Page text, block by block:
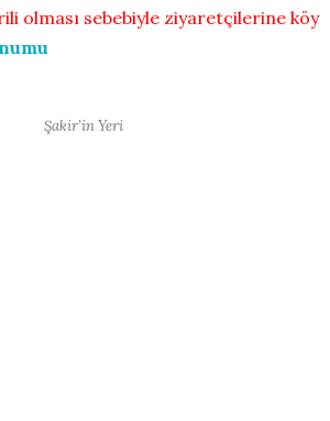
olması sebebiyle ziyaretçilerine köy
Şakir’in Yeri